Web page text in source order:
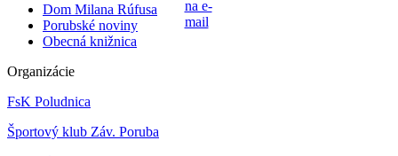
Dom Milana Rúfusa
Porubské noviny
Obecná knižnica
Organizácie
FsK Poludnica
Športový klub Záv. Poruba